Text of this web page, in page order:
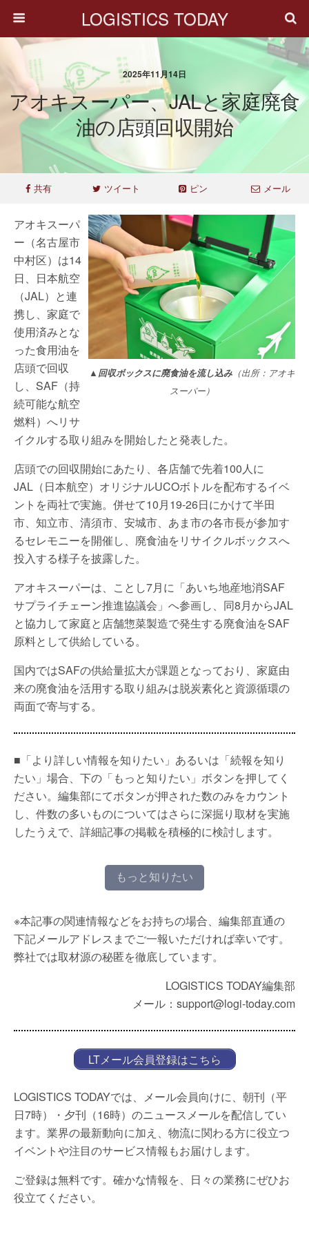
LOGISTICS TODAY
2025年11月14日
アオキスーパー、JALと家庭廃食
油の店頭回収開始
共有 ツイート ピン メール
▲回収ボックスに廃食油を流し込み（出所：アオキ
スーパー）
アオキスーパ
ー（名古屋市
中村区）は14
日、日本航空
（JAL）と連
携し、家庭で
使用済みとな
った食用油を
店頭で回収
し、SAF（持
続可能な航空
燃料）へリサ
イクルする取り組みを開始したと発表した。
店頭での回収開始にあたり、各店舗で先着100人に
JAL（日本航空）オリジナルUCOボトルを配布するイベ
ントを両社で実施。併せて10月19-26日にかけて半田
市、知立市、清須市、安城市、あま市の各市長が参加す
るセレモニーを開催し、廃食油をリサイクルボックスへ
投入する様子を披露した。
アオキスーパーは、ことし7月に「あいち地産地消SAF
サプライチェーン推進協議会」へ参画し、同8月からJAL
と協力して家庭と店舗惣菜製造で発生する廃食油をSAF
原料として供給している。
国内ではSAFの供給量拡大が課題となっており、家庭由
来の廃食油を活用する取り組みは脱炭素化と資源循環の
両面で寄与する。
■「より詳しい情報を知りたい」あるいは「続報を知り
たい」場合、下の「もっと知りたい」ボタンを押してく
ださい。編集部にてボタンが押された数のみをカウント
し、件数の多いものについてはさらに深掘り取材を実施
したうえで、詳細記事の掲載を積極的に検討します。
もっと知りたい
※本記事の関連情報などをお持ちの場合、編集部直通の
下記メールアドレスまでご一報いただければ幸いです。
弊社では取材源の秘匿を徹底しています。
LOGISTICS TODAY編集部
メール：support@logi-today.com
LTメール会員登録はこちら
LOGISTICS TODAYでは、メール会員向けに、朝刊（平
日7時）・夕刊（16時）のニュースメールを配信してい
ます。業界の最新動向に加え、物流に関わる方に役立つ
イベントや注目のサービス情報もお届けします。
ご登録は無料です。確かな情報を、日々の業務にぜひお
役立てください。